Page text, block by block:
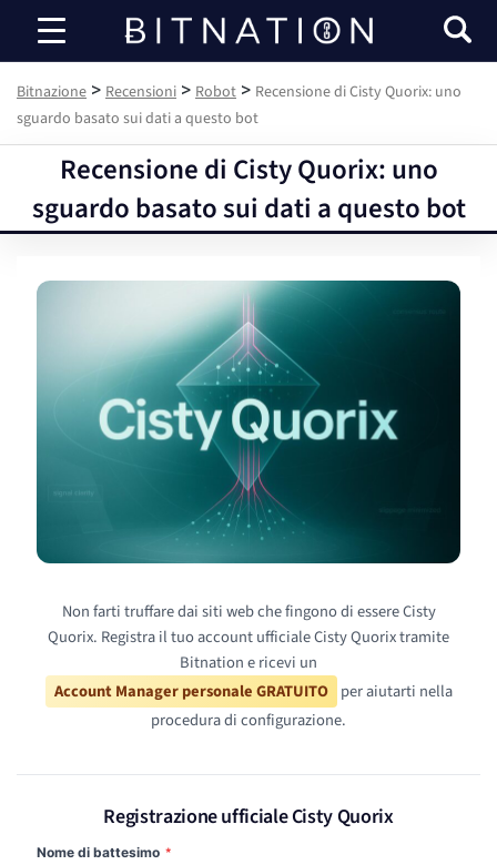
Bitnazione
Bitnazione > Recensioni > Robot > Recensione di Cisty Quorix: uno
sguardo basato sui dati a questo bot
Recensione di Cisty Quorix: uno
sguardo basato sui dati a questo bot
Non farti truffare dai siti web che fingono di essere Cisty
Quorix. Registra il tuo account ufficiale Cisty Quorix tramite
Bitnation e ricevi un
Account Manager personale GRATUITO per aiutarti nella
procedura di configurazione.
Registrazione ufficiale Cisty Quorix
Nome di battesimo *